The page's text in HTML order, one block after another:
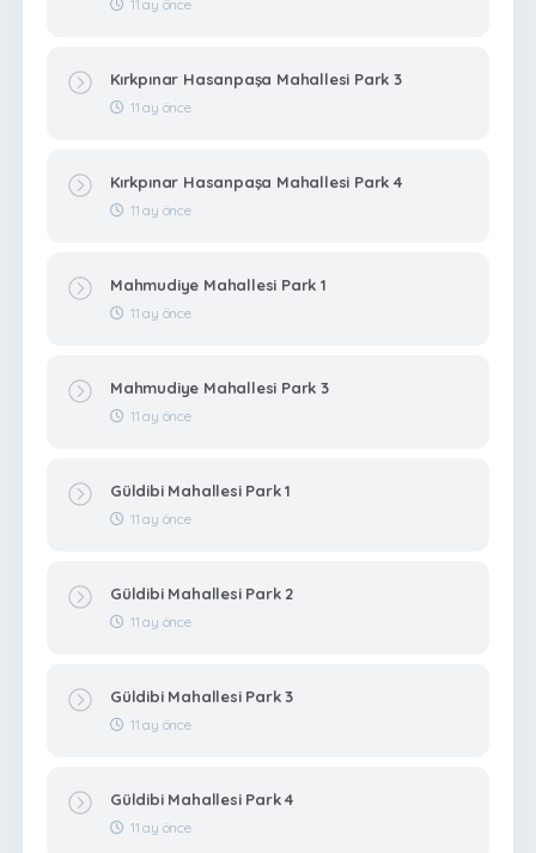
11 ay önce
Kırkpınar Hasanpaşa Mahallesi Park 3
11 ay önce
Kırkpınar Hasanpaşa Mahallesi Park 4
11 ay önce
Mahmudiye Mahallesi Park 1
11 ay önce
Mahmudiye Mahallesi Park 3
11 ay önce
Güldibi Mahallesi Park 1
11 ay önce
Güldibi Mahallesi Park 2
11 ay önce
Güldibi Mahallesi Park 3
11 ay önce
Güldibi Mahallesi Park 4
11 ay önce